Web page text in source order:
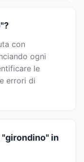
con
ogni
le
errori di
"girondino" in